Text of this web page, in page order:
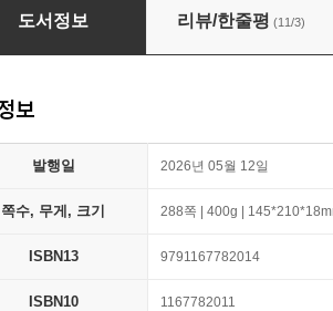
대, 아이의 격차는 부모에게서 시작된다
도서정보 리뷰/한줄평 (11/3)
보
발행일 2026년 05월 12일
쪽수, 무게, 크기 288쪽 | 400g |
ISBN13 9791167782014
ISBN10 1167782011